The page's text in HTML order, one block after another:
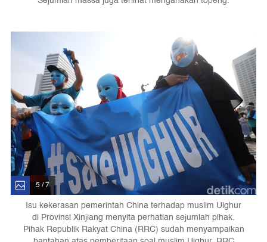
5 / 7
Isu kekerasan pemerintah China terhadap muslim Uighur
di Provinsi Xinjiang menyita perhatian sejumlah pihak.
Pihak Republik Rakyat China (RRC) sudah menyampaikan